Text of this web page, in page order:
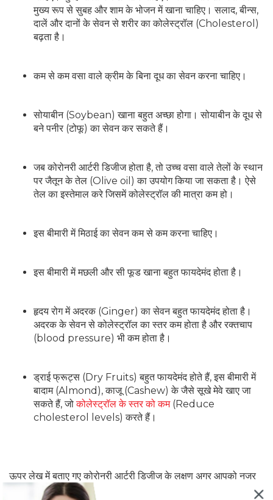
मुख्य रूप से सुबह और शाम के भोजन में खाना चाहिए। सलाद, बीन्स,
दालें और दानों के सेवन से शरीर का कोलेस्ट्रॉल (Cholesterol)
बढ़ता है।
कम से कम वसा वाले क्रीम के बिना दूध का सेवन करना चाहिए।
सोयाबीन (Soybean) खाना बहुत अच्छा होगा। सोयाबीन के दूध से
बने पनीर (टोफू) का सेवन कर सकते हैं।
जब कोरोनरी आर्टरी डिजीज होता है, तो उच्च वसा वाले तेलों के स्थान
पर जैतून के तेल (Olive oil) का उपयोग किया जा सकता है। ऐसे
तेल का इस्तेमाल करे जिसमें कोलेस्ट्रॉल की मात्रा कम हो।
इस बीमारी में मिठाई का सेवन कम से कम करना चाहिए।
इस बीमारी में मछली और सी फूड खाना बहुत फायदेमंद होता है।
हृदय रोग में अदरक (Ginger) का सेवन बहुत फायदेमंद होता है।
अदरक के सेवन से कोलेस्ट्रॉल का स्तर कम होता है और रक्तचाप
(blood pressure) भी कम होता है।
ड्राई फ्रूट्स (Dry Fruits) बहुत फायदेमंद होते हैं, इस बीमारी में
बादाम (Almond), काजू (Cashew) के जैसे सूखे मेवे खाए जा
सकते हैं, जोकोलेस्ट्रॉल के स्तर को कम(Reduce
cholesterol levels) करते हैं।
ऊपर लेख में बताए गए कोरोनरी आर्टरी डिजीज के लक्षण अगर आपको नजर
आ रहे है, तो इसे भूलकर भी नजरअंदाज न करे, नहीं तो यह सेहत के लिए बहुत